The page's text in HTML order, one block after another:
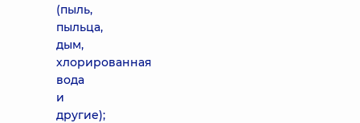
(пыль,
пыльца,
дым,
хлорированная
вода
и
другие);